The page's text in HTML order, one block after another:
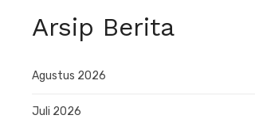
Arsip Berita
Agustus 2026
Juli 2026